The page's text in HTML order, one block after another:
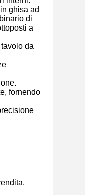
ghisa ad
di
a
da
fornendo